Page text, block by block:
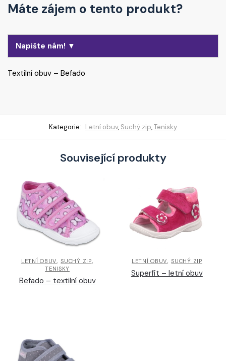
Máte zájem o tento produkt?
Napište nám! ▼
Textilní obuv – Befado
Kategorie: Letní obuv, Suchý zip,Tenisky
Související produkty
LETNÍ OBUV,SUCHÝ ZIP,
TENISKY
Befado – textilní obuv
LETNÍ OBUV,SUCHÝ ZIP
Superfit – letní obuv